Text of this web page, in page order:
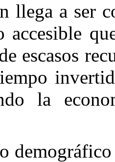
llega a ser
accesible
escasos
la